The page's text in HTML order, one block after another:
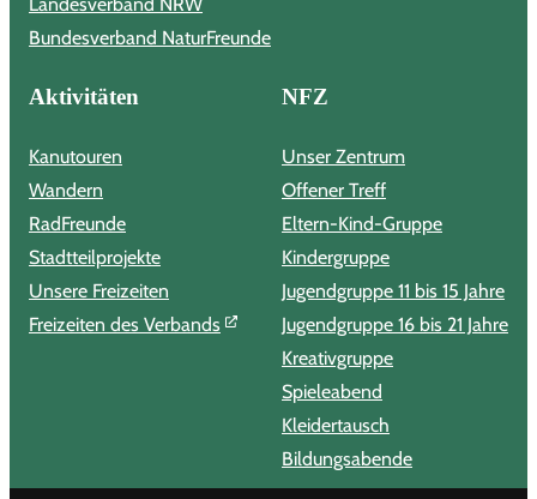
Bundesverband NaturFreunde
Aktivitäten
Kanutouren
Wandern
RadFreunde
Stadtteilprojekte
Unsere Freizeiten
Freizeiten des Verbands
NFZ
Unser Zentrum
Offener Treff
Eltern-Kind-Gruppe
Kindergruppe
Jugendgruppe 11 bis 15 Jahre
Jugendgruppe 16 bis 21 Jahre
Kreativgruppe
Spieleabend
Kleidertausch
Bildungsabende